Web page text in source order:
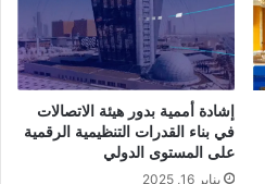
إشادة أممية بدور هيئة الاتصالات
في بناء القدرات التنظيمية الرقمية
على المستوى الدولي
يناير 16, 2025